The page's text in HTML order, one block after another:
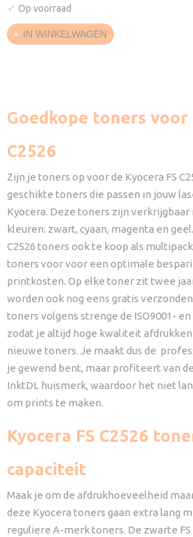
✓ Op voorraad
IN WINKELWAGEN
Goedkope toners voor
C2526
Zijn je toners op voor de Kyocera FS
geschikte toners die passen in jouw
Kyocera. Deze toners zijn
kleuren: zwart, cyaan, magenta en
C2526 toners ook te koop als
toners voor voor een optimale
printkosten. Op elke toner zit twee
worden ook nog eens gratis
toners volgens strenge de ISO9001-
zodat je altijd hoge kwaliteit
nieuwe toners. Je maakt dus de
je gewend bent, maar profiteert van
InktDL huismerk, waardoor het niet
om prints te maken.
Kyocera FS C2526
capaciteit
Maak je om de afdrukhoeveelheid
deze Kyocera toners gaan extra lang
reguliere A-merk toners. De zwarte FS